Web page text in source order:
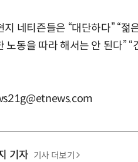
지 네티즌들은 “대단하다” “
노동을 따라 해서는 안 된다”
기자 기사 더보기